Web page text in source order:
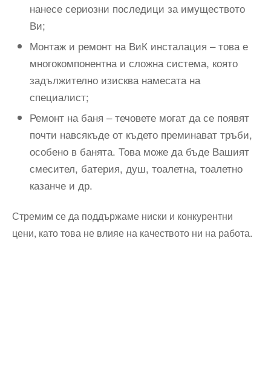
нанесе сериозни последици за имуществото
Ви;
Монтаж и ремонт на ВиК инсталация – това е
многокомпонентна и сложна система, която
задължително изисква намесата на
специалист;
Ремонт на баня – течовете могат да се появят
почти навсякъде от където преминават тръби,
особено в банята. Това може да бъде Вашият
смесител, батерия, душ, тоалетна, тоалетно
казанче и др.
Стремим се да поддържаме ниски и конкурентни
цени, като това не влияе на качеството ни на работа.